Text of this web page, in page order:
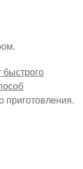
приготовления.